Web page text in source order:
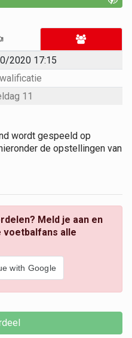
2020 17:15
11
wordt gespeeld op
de opstellingen van
Meld je aan en
voetbalfans alle
with Google